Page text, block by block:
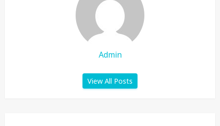
Admin
View All Posts